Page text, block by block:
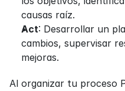
causas raíz.
Act: Desarrollar un
cambios, supervisar
mejoras.
Al organizar tu proceso